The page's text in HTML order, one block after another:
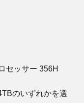
セッサー 356H
のいずれかを選